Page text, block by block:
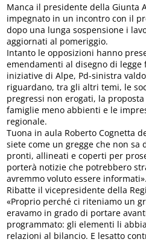
Manca il presidente della Giunta
impegnato in un incontro con il
dopo una lunga sospensione i
aggiornati al pomeriggio.
Intanto le opposizioni hanno
emendamenti al disegno di legge
iniziative di Alpe, Pd-sinistra
riguardano, tra gli altri temi, le
pregressi non erogati, la
famiglie meno abbienti e le
regionale.
Tuona in aula Roberto Cognetta
siete come un gregge che non sa
pronti, allineati e coperti per
porterà notizie che potrebbero
avremmo voluto essere informati».
Ribatte il vicepresidente della
«Proprio perché ci riteniamo un
eravamo in grado di portare
programmato: gli elementi li
relazioni al bilancio. E lesatto